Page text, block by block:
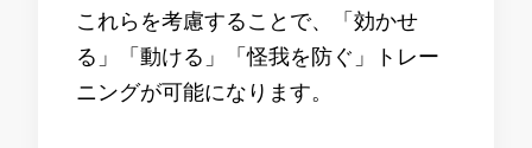
これらを考慮することで、「効かせ
る」「動ける」「怪我を防ぐ」トレー
ニングが可能になります。